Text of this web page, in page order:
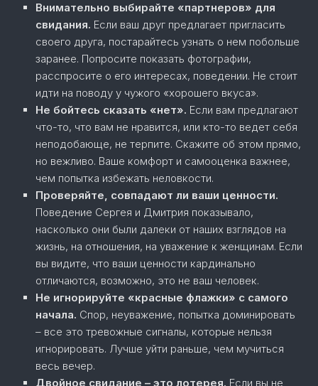
Внимательно выбирайте «партнеров» для
свидания. Если ваш друг предлагает пригласить
своего друга, постарайтесь узнать о нем побольше
заранее. Попросите показать фотографии,
расспросите о его интересах, поведении. Не стоит
идти на поводу у чужого «хорошего вкуса».
Не бойтесь сказать «нет». Если вам предлагают
что-то, что вам не нравится, или кто-то ведет себя
неподобающе, не терпите. Скажите об этом прямо,
но вежливо. Ваше комфорт и самооценка важнее,
чем попытка избежать неловкости.
Проверяйте, совпадают ли ваши ценности.
Поведение Сергея и Дмитрия показывало,
насколько они были далеки от наших взглядов на
жизнь, на отношения, на уважение к женщинам. Если
вы видите, что ваши ценности кардинально
отличаются, возможно, это не ваш человек.
Не игнорируйте «красные флажки» с самого
начала. Спор, неуважение, попытка доминировать
– все это тревожные сигналы, которые нельзя
игнорировать. Лучше уйти раньше, чем мучиться
весь вечер.
Двойное свидание – это лотерея. Если вы не